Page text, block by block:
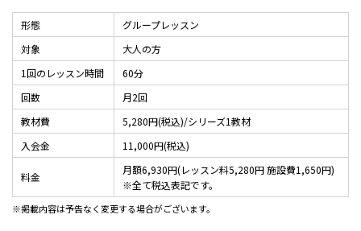
形態
グループレッスン
対象
大人の方
1回のレッスン時間
60分
回数
月2回
教材費
5,280円(税込)/シリーズ1教材
入会金
11,000円(税込)
料金
月額6,930円(レッスン料5,280円 施設費1,650円)
※全て税込表記です。
※掲載内容は予告なく変更する場合がございます。